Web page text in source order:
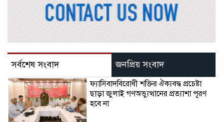
সর্বশেষ সংবাদ জনপ্রিয় সংবাদ
ফ্যাসিবাদবিরোধী শক্তির ঐক্যবদ্ধ প্রচেষ্টা
ছাড়া জুলাই গণঅভ্যুত্থানের প্রত্যাশা পূরণ
হবে না